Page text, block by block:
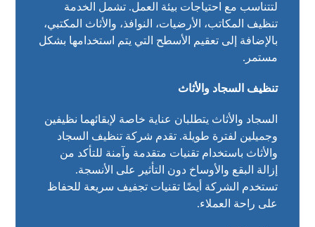
لتتناسب مع احتياجات بيئة العمل. تشمل الخدمة
تنظيف المكاتب، الأرضيات، النوافذ، والأثاث المكتبي،
بالإضافة إلى تعقيم الأسطح التي يتم استخدامها بشكل
مستمر.
تنظيف السجاد والأثاث
السجاد والأثاث يتطلبان عناية خاصة لإبقائهما نظيفين
وجميلين لفترة طويلة. تقدم شركة تنظيف السجاد
والأثاث باستخدام تقنيات متقدمة وآمنة للتأكد من
إزالة البقع والأوساخ دون التأثير على الأنسجة.
تستخدم الشركة أيضًا تقنيات تجفيف سريعة للحفاظ
على راحة العملاء.